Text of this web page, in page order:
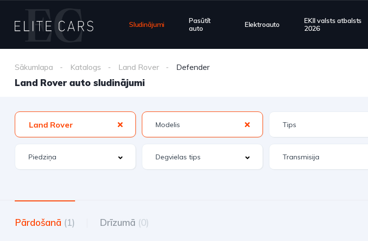
Sludinājumi
Pasūtīt
auto
Elektroauto
EKII valsts atbalsts
2026
Sākumlapa Katalogs Land Rover Defender
Land Rover auto sludinājumi
Land Rover
Pārdošanā (1) Drīzumā (0)